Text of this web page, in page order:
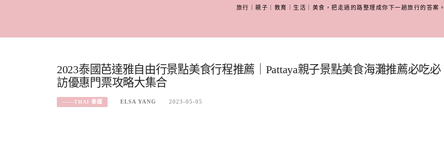
旅行｜親子｜教育｜生活｜美食，把走過的路整理成你下一趟旅行的答案。
2023泰國芭達雅自由行景點美食行程推薦｜Pattaya親子景點美食海灘推薦必吃必
訪優惠門票攻略大集合
------THAI 泰國 ELSA YANG 2023-05-05